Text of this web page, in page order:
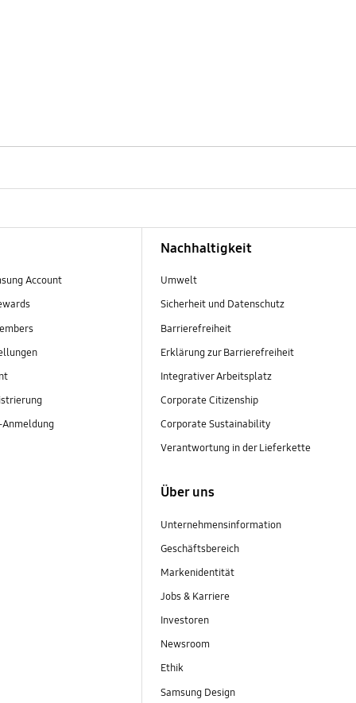
Account
Nachhaltigkeit
Umwelt
Sicherheit und Datenschutz
Barrierefreiheit
Erklärung zur Barrierefreiheit
Integrativer Arbeitsplatz
Corporate Citizenship
Corporate Sustainability
Verantwortung in der Lieferkette
Über uns
Unternehmensinformation
Geschäftsbereich
Markenidentität
Jobs & Karriere
Investoren
Newsroom
Ethik
Samsung Design